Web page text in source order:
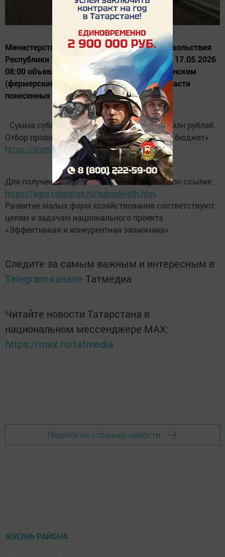
Министерство сельского хозяйства и продовольствия
Республики Татарстан с 07.05.2026 08:00 по 17.05.2026
08:00 объявляет отбор на субсидии крестьянским
(фермерским) хозяйствам на возмещение части
понесенных затрат в текущем году.
Сумма субсидии на одно КФХ не более 10 млн рублей.
Отбор проводится в системе «Электронный бюджет»
https://promote.budget.gov.ru/.
Для получения перечня документов пройти по ссылке:
https://agro.tatarstan.ru/subsidii-kfh.htm.
Развитие малых форм хозяйствования соответствуют
целям и задачам национального проекта
«Эффективная и конкурентная экономика».
Следите за самым важным и интересным в
Telegram-канале Татмедиа
Читайте новости Татарстана в
национальном мессенджере MАХ:
https://max.ru/tatmedia
Перейти на страницу новости
ЖИЗНЬ РАЙОНА